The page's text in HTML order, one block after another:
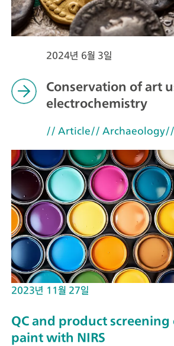
2024년 6월 3일
Conservation of art
electrochemistry
// Article// Archaeology//
2023년 11월 27일
QC and product screening
paint with NIRS